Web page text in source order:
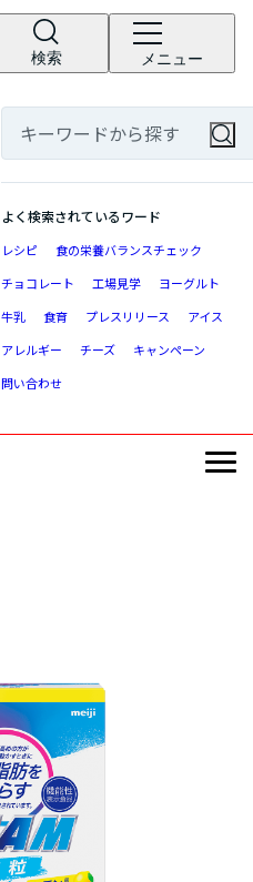
検索 メニュー
よく検索されているワード
レシピ
食の栄養バランスチェック
チョコレート
工場見学
ヨーグルト
牛乳
食育 プレスリリース
アイス
アレルギー
チーズ
キャンペーン
問い合わせ